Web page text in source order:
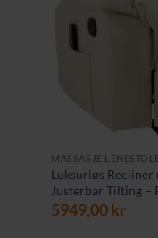
MASSASJE
Luksuriøs Recliner
Justerbar Tilting –
5949,00kr